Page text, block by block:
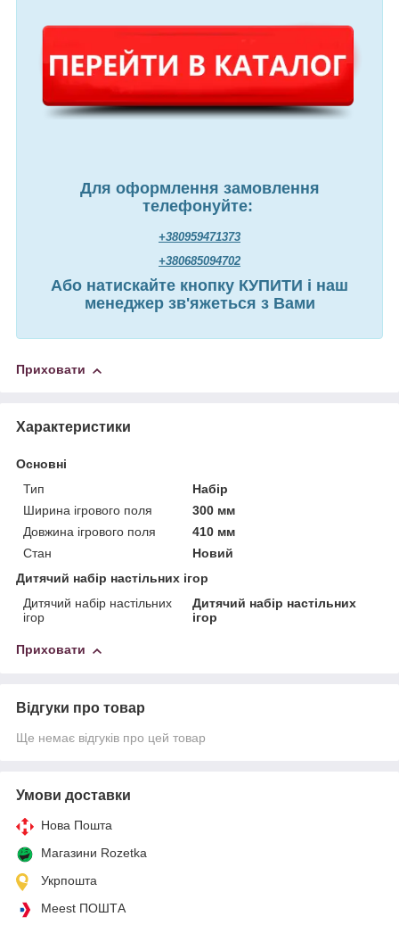
Для оформлення замовлення
телефонуйте:
+380959471373
+380685094702
Або натискайте кнопку КУПИТИ і наш
менеджер зв'яжеться з Вами
Приховати
Характеристики
Основні
Тип
Набір
Ширина ігрового поля
300 мм
Довжина ігрового поля
410 мм
Стан
Новий
Дитячий набір настільних ігор
Дитячий набір настільних
ігор
Дитячий набір настільних
ігор
Приховати
Відгуки про товар
Ще немає відгуків про цей товар
Умови доставки
Нова Пошта
Магазини Rozetka
Укрпошта
Meest ПОШТА